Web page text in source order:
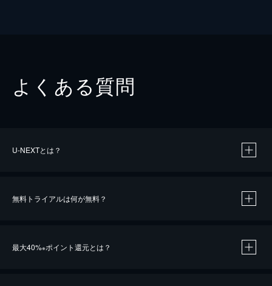
よくある質問
U-NEXTとは？
無料トライアルは何が無料？
最大40%※ポイント還元とは？